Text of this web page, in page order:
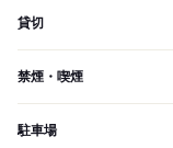
貸切
禁煙・喫煙
駐車場